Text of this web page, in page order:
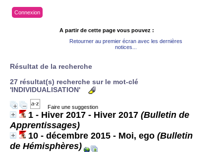
Connexion
A partir de cette page vous pouvez :
Retourner au premier écran avec les dernières
notices...
Résultat de la recherche
27 résultat(s) recherche sur le mot-clé
'INDIVIDUALISATION'
Faire une suggestion
1 - Hiver 2017 - Hiver 2017 (Bulletin de
Apprentissages)
10 - décembre 2015 - Moi, ego (Bulletin
de Hémisphères)